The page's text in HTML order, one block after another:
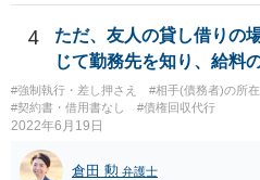
が難しくなります。 お早めに相続人
場合は、弁護士に相談されるのがよ
4
ただ、友人の貸し借りの
じて勤務先を知り、給料
#強制執行・差し押さえ #相手(債務者)の所
#契約書・借用書なし
#債権回収代行
2022年6月19日
倉田 勲 弁護士